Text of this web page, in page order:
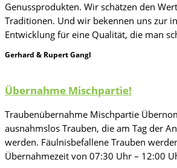
Genussprodukten. Wir schätzen den
Traditionen. Und wir bekennen uns zur
Entwicklung für eine Qualität, die man
Gerhard & Rupert Gangl
Übernahme Mischpartie!
Traubenübernahme Mischpartie
ausnahmslos Trauben, die am Tag der
werden. Fäulnisbefallene Trauben
Übernahmezeit von 07:30 Uhr – 12:00